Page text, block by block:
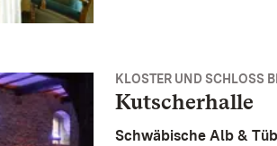
KLOSTER UND SCHLOSS
Kutscherhalle
Schwäbische Alb &